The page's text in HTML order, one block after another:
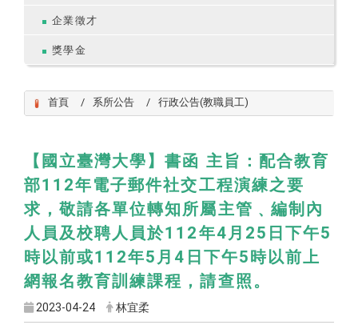
企業徵才
獎學金
首頁 系所公告 行政公告(教職員工)
【國立臺灣大學】書函 主旨：配合教育
部112年電子郵件社交工程演練之要
求，敬請各單位轉知所屬主管﹑編制內
人員及校聘人員於112年4月25日下午5
時以前或112年5月4日下午5時以前上
網報名教育訓練課程，請查照。
2023-04-24 林宜柔